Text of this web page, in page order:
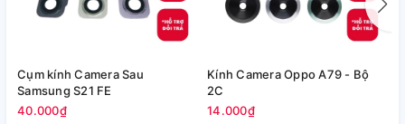
Cụm kính Camera Sau
Samsung S21 FE
40.000₫
Kính Camera Oppo A79 - Bộ
2C
14.000₫